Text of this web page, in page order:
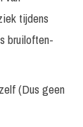
aanvraag
Prijs op
€ 1.250,
tijdens
bruiloften-
(Dus geen